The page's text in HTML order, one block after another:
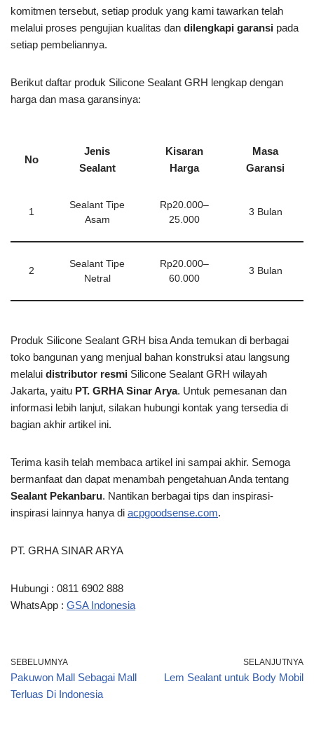
komitmen tersebut, setiap produk yang kami tawarkan telah
melalui proses pengujian kualitas dan dilengkapi garansi pada
setiap pembeliannya.
Berikut daftar produk Silicone Sealant GRH lengkap dengan
harga dan masa garansinya:
No
Jenis
Sealant
Kisaran
Harga
Masa
Garansi
1
Sealant Tipe
Asam
Rp20.000–
25.000
3 Bulan
2
Sealant Tipe
Netral
Rp20.000–
60.000
3 Bulan
Produk Silicone Sealant GRH bisa Anda temukan di berbagai
toko bangunan yang menjual bahan konstruksi atau langsung
melalui distributor resmi Silicone Sealant GRH wilayah
Jakarta, yaitu PT. GRHA Sinar Arya. Untuk pemesanan dan
informasi lebih lanjut, silakan hubungi kontak yang tersedia di
bagian akhir artikel ini.
Terima kasih telah membaca artikel ini sampai akhir. Semoga
bermanfaat dan dapat menambah pengetahuan Anda tentang
Sealant Pekanbaru. Nantikan berbagai tips dan inspirasi-
inspirasi lainnya hanya di acpgoodsense.com.
PT. GRHA SINAR ARYA
Hubungi : 0811 6902 888
WhatsApp : GSA Indonesia
SEBELUMNYA
Pakuwon Mall Sebagai Mall
Terluas Di Indonesia
SELANJUTNYA
Lem Sealant untuk Body Mobil